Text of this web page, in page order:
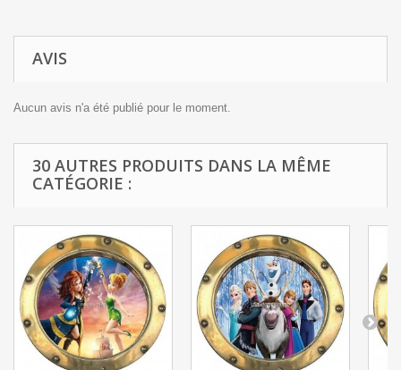
AVIS
Aucun avis n'a été publié pour le moment.
30 AUTRES PRODUITS DANS LA MÊME
CATÉGORIE :